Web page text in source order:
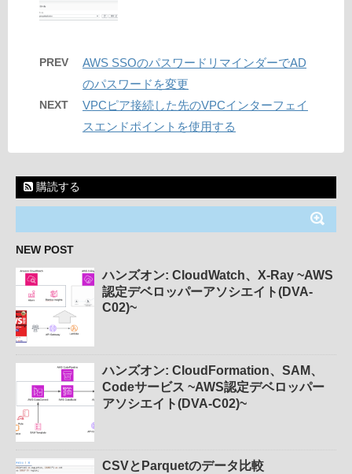
PREV
AWS SSOのパスワードリマインダーでAD
のパスワードを変更
NEXT
VPCピア接続した先のVPCインターフェイ
スエンドポイントを使用する
購読する
NEW POST
ハンズオン: CloudWatch、X-Ray ~AWS
認定デベロッパーアソシエイト(DVA-
C02)~
ハンズオン: CloudFormation、SAM、
Codeサービス ~AWS認定デベロッパー
アソシエイト(DVA-C02)~
CSVとParquetのデータ比較